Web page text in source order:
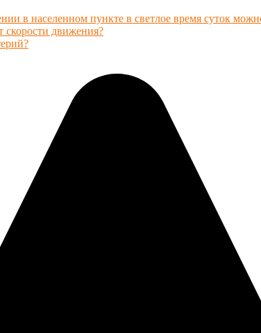
в населенном пункте в светлое время суток
скорости движения?